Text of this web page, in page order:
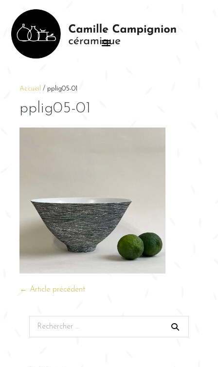
Accueil / pplig05-01
pplig05-01
← Article précédent